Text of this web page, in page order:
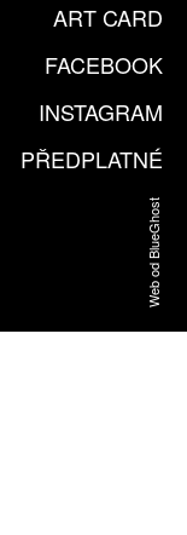
ART CARD
FACEBOOK
INSTAGRAM
PŘEDPLATNÉ
Web od BlueGhost